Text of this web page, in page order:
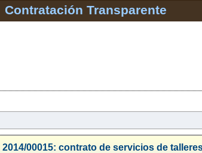
Contratación Transparente
2014/00015: contrato de servicios de